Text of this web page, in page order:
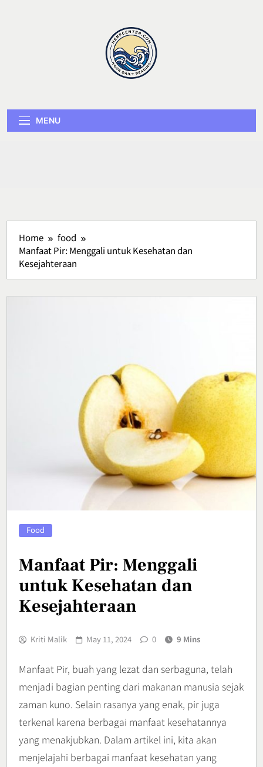
MENU
Home
food
Manfaat Pir: Menggali untuk Kesehatan dan
Kesejahteraan
Food
Manfaat Pir: Menggali
untuk Kesehatan dan
Kesejahteraan
Kriti Malik May 11, 2024 0 9 Mins
Manfaat Pir, buah yang lezat dan serbaguna, telah
menjadi bagian penting dari makanan manusia sejak
zaman kuno. Selain rasanya yang enak, pir juga
terkenal karena berbagai manfaat kesehatannya
yang menakjubkan. Dalam artikel ini, kita akan
menjelajahi berbagai manfaat kesehatan yang